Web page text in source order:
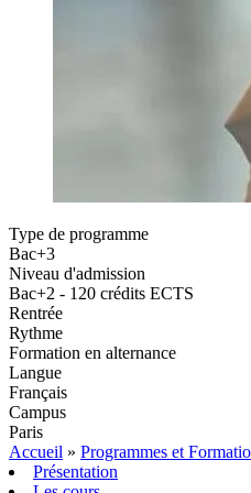
Type de programme
Bac+3
Niveau d'admission
Bac+2 - 120 crédits ECTS
Rentrée
Rythme
Formation en alternance
Langue
Français
Campus
Paris
Accueil » Programmes et
Présentation